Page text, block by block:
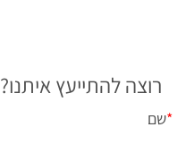
רוצה להתייעץ איתנו?
*שם